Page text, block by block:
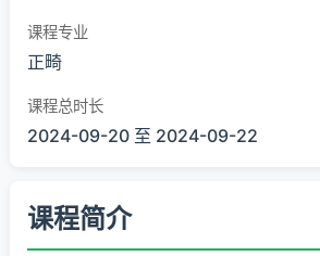
课程专业
正畸
课程总时长
2024-09-20 至 2024-09-22
课程简介